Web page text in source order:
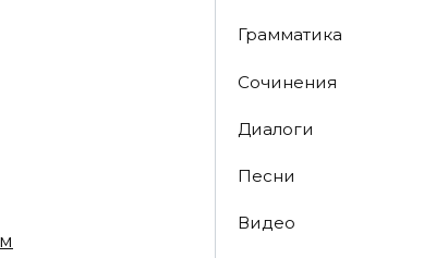
Грамматика
Сочинения
Диалоги
Песни
Видео